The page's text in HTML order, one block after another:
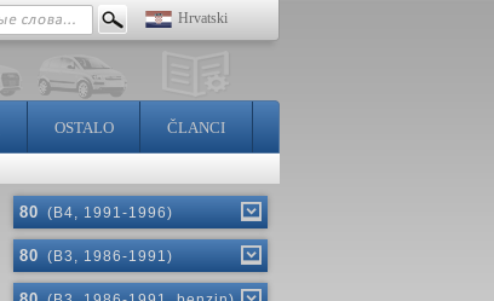
Hrvatski
OSTALO ČLANCI
80 (B4, 1991-1996)
80 (B3, 1986-1991)